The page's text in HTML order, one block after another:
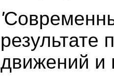
'
результате
движений и